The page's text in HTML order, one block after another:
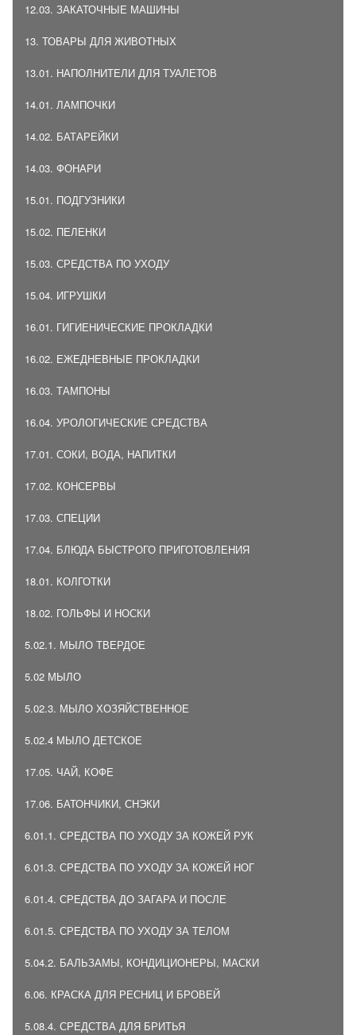
12.03. ЗАКАТОЧНЫЕ МАШИНЫ
13. ТОВАРЫ ДЛЯ ЖИВОТНЫХ
13.01. НАПОЛНИТЕЛИ ДЛЯ ТУАЛЕТОВ
14.01. ЛАМПОЧКИ
14.02. БАТАРЕЙКИ
14.03. ФОНАРИ
15.01. ПОДГУЗНИКИ
15.02. ПЕЛЕНКИ
15.03. СРЕДСТВА ПО УХОДУ
15.04. ИГРУШКИ
16.01. ГИГИЕНИЧЕСКИЕ ПРОКЛАДКИ
16.02. ЕЖЕДНЕВНЫЕ ПРОКЛАДКИ
16.03. ТАМПОНЫ
16.04. УРОЛОГИЧЕСКИЕ СРЕДСТВА
17.01. СОКИ, ВОДА, НАПИТКИ
17.02. КОНСЕРВЫ
17.03. СПЕЦИИ
17.04. БЛЮДА БЫСТРОГО ПРИГОТОВЛЕНИЯ
18.01. КОЛГОТКИ
18.02. ГОЛЬФЫ И НОСКИ
5.02.1. МЫЛО ТВЕРДОЕ
5.02 МЫЛО
5.02.3. МЫЛО ХОЗЯЙСТВЕННОЕ
5.02.4 МЫЛО ДЕТСКОЕ
17.05. ЧАЙ, КОФЕ
17.06. БАТОНЧИКИ, СНЭКИ
6.01.1. СРЕДСТВА ПО УХОДУ ЗА КОЖЕЙ РУК
6.01.3. СРЕДСТВА ПО УХОДУ ЗА КОЖЕЙ НОГ
6.01.4. СРЕДСТВА ДО ЗАГАРА И ПОСЛЕ
6.01.5. СРЕДСТВА ПО УХОДУ ЗА ТЕЛОМ
5.04.2. БАЛЬЗАМЫ, КОНДИЦИОНЕРЫ, МАСКИ
6.06. КРАСКА ДЛЯ РЕСНИЦ И БРОВЕЙ
5.08.4. СРЕДСТВА ДЛЯ БРИТЬЯ